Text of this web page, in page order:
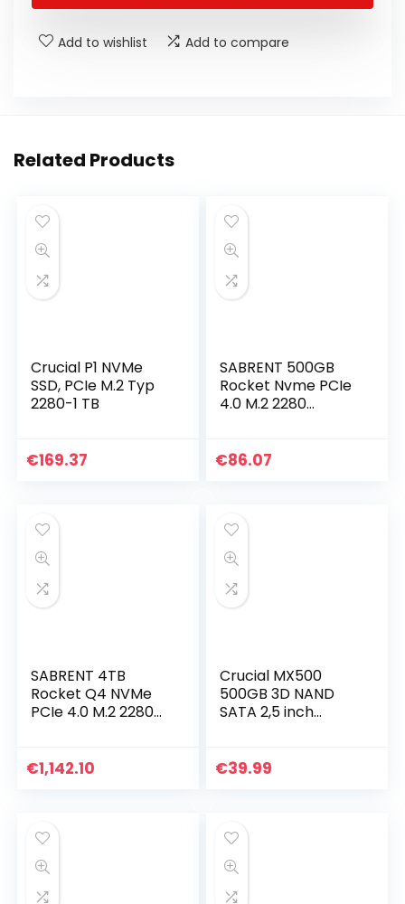
Add to wishlist Add to compare
Related Products
Crucial P1 NVMe
SSD, PCIe M.2 Typ
2280-1 TB
€169.37
SABRENT 500GB
Rocket Nvme PCIe
4.0 M.2 2280
maximale
€86.07
SABRENT 4TB
Rocket Q4 NVMe
PCIe 4.0 M.2 2280
maximale
€1,142.10
Crucial MX500
500GB 3D NAND
SATA 2,5 inch
CT500MX500SSD1
€39.99